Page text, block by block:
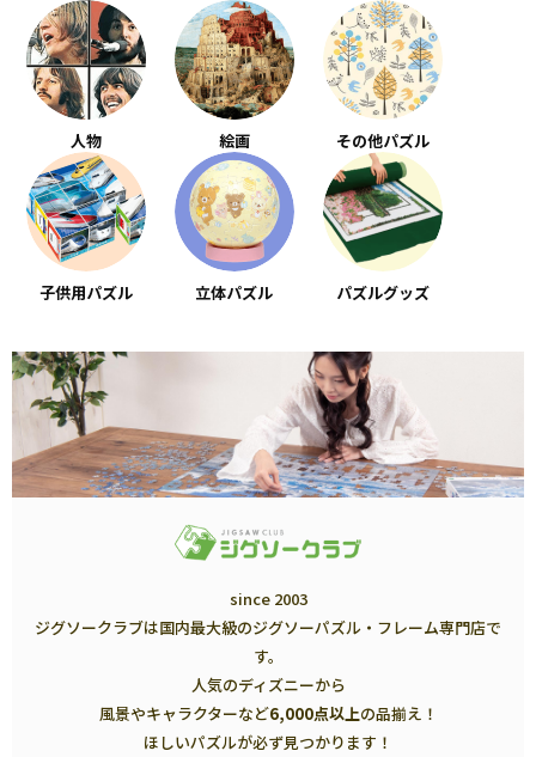
人物 絵画 その他パズル
子供用パズル 立体パズル パズルグッズ
since 2003
ジグソークラブは国内最大級のジグソーパズル・フレーム専門店で
す。
人気のディズニーから
風景やキャラクターなど6,000点以上の品揃え！
ほしいパズルが必ず見つかります！